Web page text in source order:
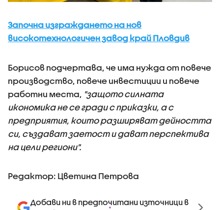
Започна изграждането на нов
високотехнологичен завод край Пловдив
Борисов подчертава, че има нужда от повече
производство, повече инвестиции и повече
работни места, "защото силната
икономика не се гради с приказки, а с
предприятия, които разширяват дейността
си, създават заетост и дават перспектива
на цели региони".
Редактор: Цветина Петрова
Добави ни в предпочитани източници в